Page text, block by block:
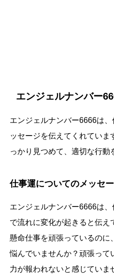
エンジェルナンバー
エンジェルナンバー6666は
ッセージを伝えてくれていま
っかり見つめて、適切な行動
仕事運についてのメッセ
エンジェルナンバー6666は
で流れに変化が起きると伝え
懸命仕事を頑張っているのに
悩んでいませんか？頑張って
力が報われないと感じていま